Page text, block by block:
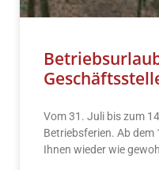
Vom 31. Juli bis zum
Betriebsferien. Ab
Ihnen wieder wie